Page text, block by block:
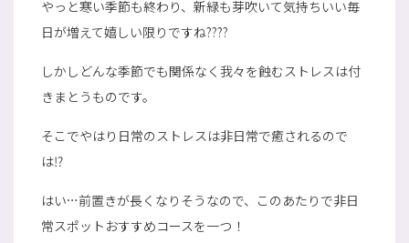
やっと寒い季節も終わり、新緑も芽吹いて気持ちいい毎
日が増えて嬉しい限りですね????
しかしどんな季節でも関係なく我々を蝕むストレスは付
きまとうものです。
そこでやはり日常のストレスは非日常で癒されるので
は⁉
はい…前置きが長くなりそうなので、このあたりで非日
常スポットおすすめコースを一つ！